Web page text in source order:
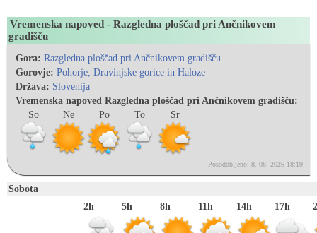
Vremenska napoved - Razgledna ploščad pri Ančnikovem
gradišču
Gora: Razgledna ploščad pri Ančnikovem gradišču
Gorovje: Pohorje, Dravinjske gorice in Haloze
Država: Slovenija
Vremenska napoved Razgledna ploščad pri Ančnikovem gradišču:
So
Ne Po To Sr
Posodobljeno: 8. 08. 2026 18:19
Sobota
2h
5h 8h 11h 14h 17h